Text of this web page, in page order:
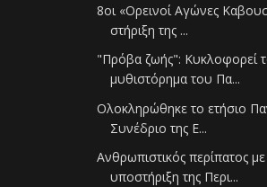
8οι «Ορεινοί Αγώνες
στήριξη της ...
"Πρόβα ζωής": Κυκλοφορεί
μυθιστόρημα του Πα...
Ολοκληρώθηκε το ετήσιο
Συνέδριο της E...
Ανθρωπιστικός περίπατος
υποστήριξη της Περι...